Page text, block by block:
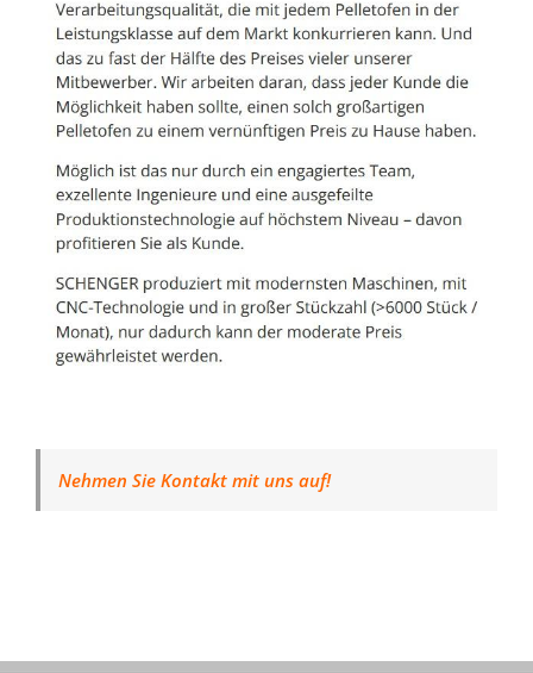
Nehmen Sie Kontakt mit uns auf!